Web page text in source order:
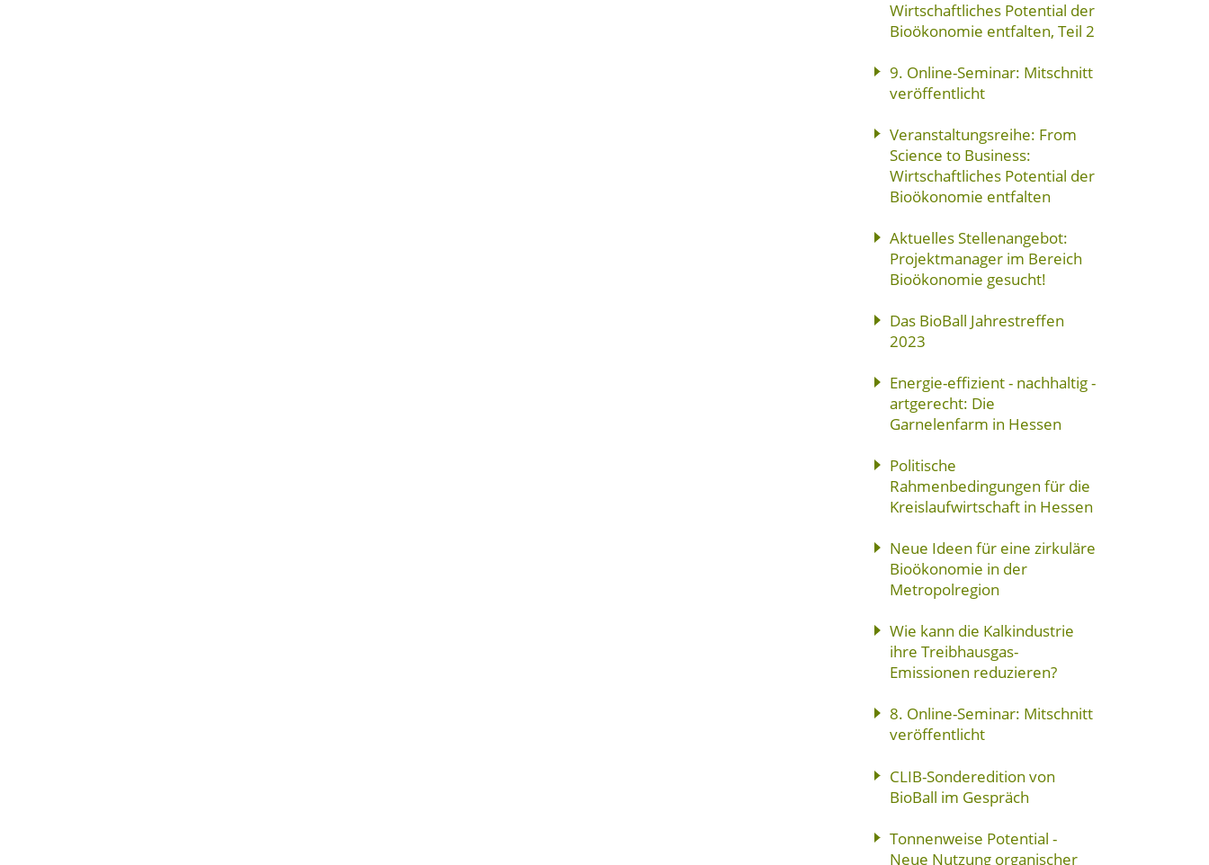
Wirtschaftliches Potential der
Bioökonomie entfalten, Teil 2
9. Online-Seminar: Mitschnitt
veröffentlicht
Veranstaltungsreihe: From
Science to Business:
Wirtschaftliches Potential der
Bioökonomie entfalten
Aktuelles Stellenangebot:
Projektmanager im Bereich
Bioökonomie gesucht!
Das BioBall Jahrestreffen
2023
Energie-effizient - nachhaltig -
artgerecht: Die
Garnelenfarm in Hessen
Politische
Rahmenbedingungen für die
Kreislaufwirtschaft in Hessen
Neue Ideen für eine zirkuläre
Bioökonomie in der
Metropolregion
Wie kann die Kalkindustrie
ihre Treibhausgas-
Emissionen reduzieren?
8. Online-Seminar: Mitschnitt
veröffentlicht
CLIB-Sonderedition von
BioBall im Gespräch
Tonnenweise Potential -
Neue Nutzung organischer